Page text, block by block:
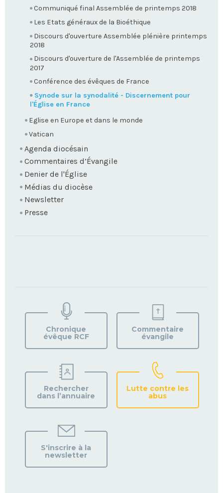
Communiqué final Assemblée de printemps 2018
Les Etats généraux de la Bioéthique
Discours d'ouverture Assemblée plénière printemps
2018
Discours d'ouverture de l'Assemblée de printemps
2017
Conférence des évêques de France
Synode sur la synodalité - Discernement pour
l'Église en France
Eglise en Europe et dans le monde
Vatican
Agenda diocésain
Commentaires d’Évangile
Denier de l'Église
Médias du diocèse
Newsletter
Presse
VOTRE
PAROISSE
Chronique
évêque RCF
Commentaire
évangile
Rechercher
dans l’annuaire
Lutte contre les
abus
S'inscrire à la
newsletter